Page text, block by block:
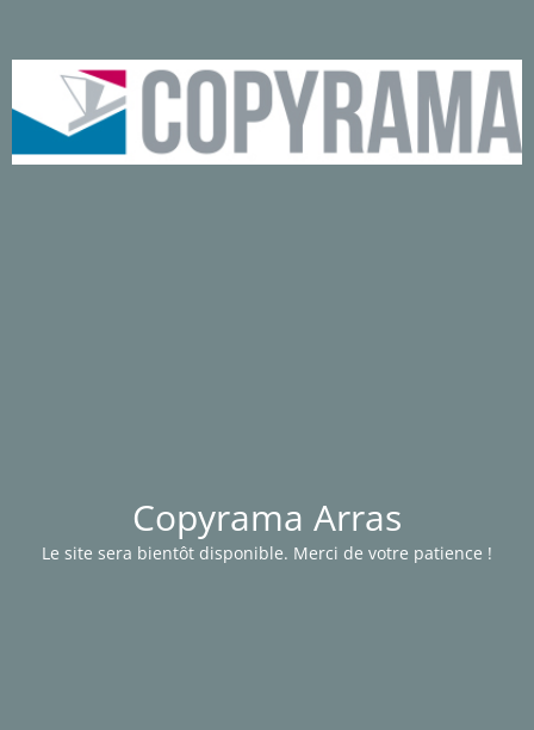
Copyrama Arras
Le site sera bientôt disponible. Merci de votre patience !